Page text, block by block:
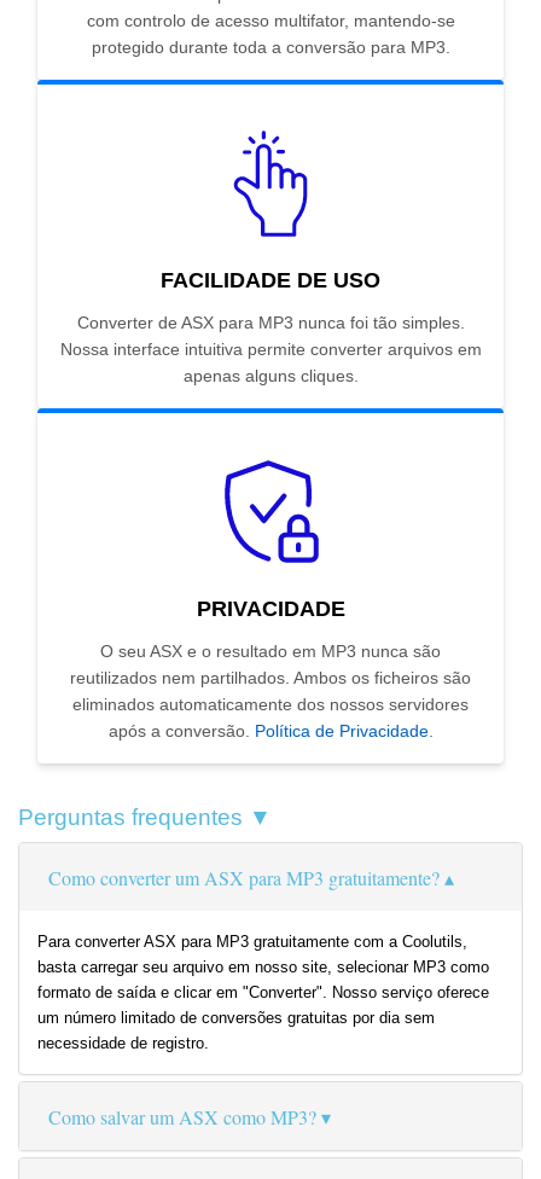
com controlo de acesso multifator, mantendo-se
protegido durante toda a conversão para MP3.
FACILIDADE DE USO
Converter de ASX para MP3 nunca foi tão simples.
Nossa interface intuitiva permite converter arquivos em
apenas alguns cliques.
PRIVACIDADE
O seu ASX e o resultado em MP3 nunca são
reutilizados nem partilhados. Ambos os ficheiros são
eliminados automaticamente dos nossos servidores
após a conversão. Política de Privacidade.
Perguntas frequentes ▼
Como converter um ASX para MP3 gratuitamente?
Para converter ASX para MP3 gratuitamente com a Coolutils,
basta carregar seu arquivo em nosso site, selecionar MP3 como
formato de saída e clicar em "Converter". Nosso serviço oferece
um número limitado de conversões gratuitas por dia sem
necessidade de registro.
Como salvar um ASX como MP3?